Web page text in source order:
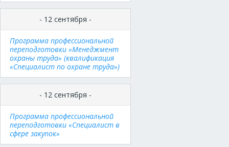
- 12 сентября -
Программа профессиональной
переподготовки «Менеджмент
охраны труда» (квалификация
«Специалист по охране труда»)
- 12 сентября -
Программа профессиональной
переподготовки «Специалист в
сфере закупок»